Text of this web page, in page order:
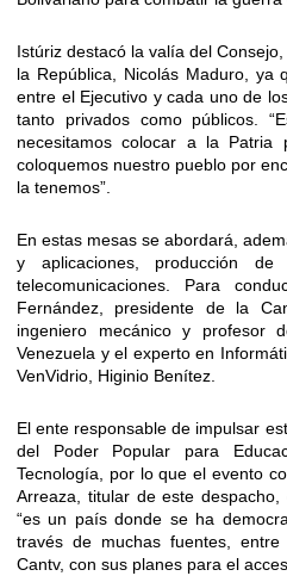
Istúriz destacó la valía del
la República, Nicolás Maduro, ya
entre el Ejecutivo y cada uno de
tanto privados como públicos.
necesitamos colocar a la
coloquemos nuestro pueblo por
la tenemos”.
En estas mesas se abordará,
y aplicaciones, producción
telecomunicaciones. Para
Fernández, presidente de la
ingeniero mecánico y profesor
Venezuela y el experto en
VenVidrio, Higinio Benítez.
El ente responsable de impulsar
del Poder Popular para
Tecnología, por lo que el evento
Arreaza, titular de este
“es un país donde se ha
través de muchas fuentes,
Cantv, con sus planes para el